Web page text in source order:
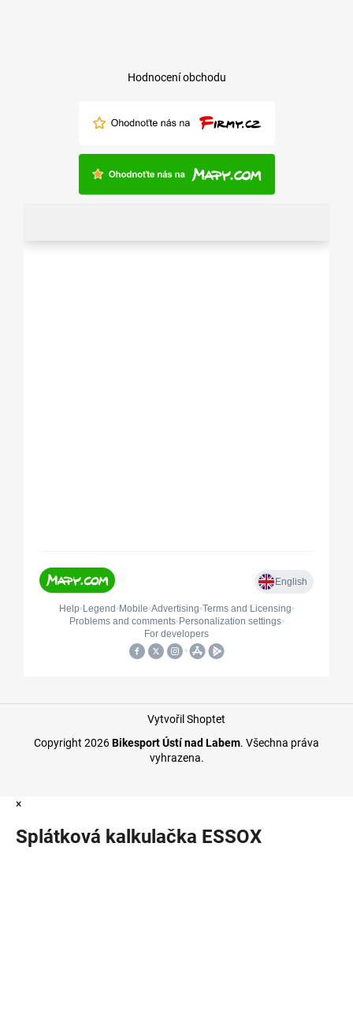
Hodnocení obchodu
Vytvořil Shoptet
Copyright 2026Bikesport Ústí nad Labem. Všechna práva
vyhrazena.
×
Splátková kalkulačka ESSOX